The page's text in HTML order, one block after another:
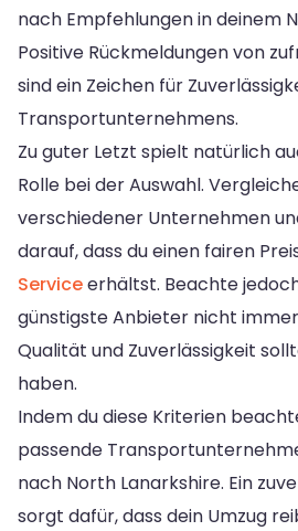
nach Empfehlungen in deinem
Positive Rückmeldungen von
sind ein Zeichen für
Transportunternehmens.
Zu guter Letzt spielt natürlich
Rolle bei der Auswahl.
verschiedener Unternehmen
darauf, dass du einen fairen
Serviceerhältst. Beachte
günstigste Anbieter nicht
Qualität und Zuverlässigkeit
haben.
Indem du diese Kriterien
passende
nach North Lanarkshire. Ein
sorgt dafür, dass dein Umzug